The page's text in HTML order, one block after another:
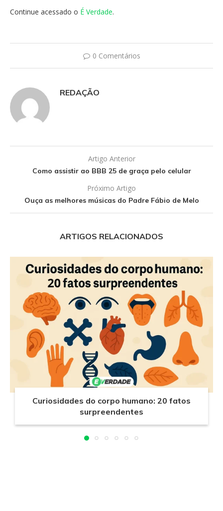
Continue acessado o É Verdade.
0 Comentários
REDAÇÃO
Artigo Anterior
Como assistir ao BBB 25 de graça pelo celular
Próximo Artigo
Ouça as melhores músicas do Padre Fábio de Melo
ARTIGOS RELACIONADOS
Curiosidades do corpo humano: 20 fatos
surpreendentes